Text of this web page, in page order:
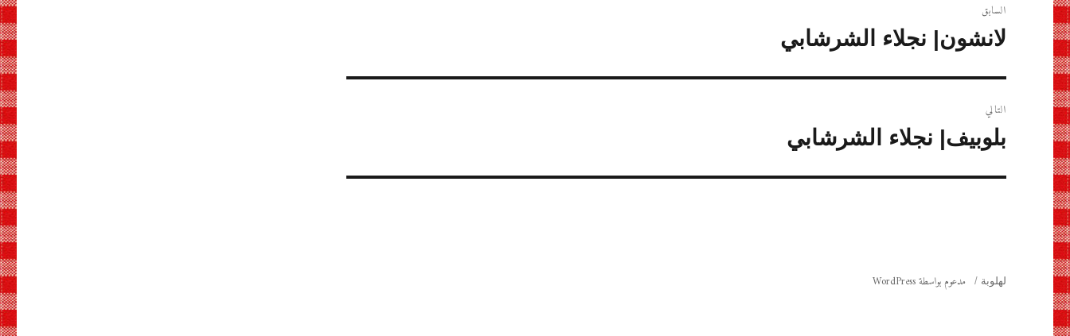
المقالات
السابق
المقالة
لانشون| نجلاء الشرشابي
التالي
المقالة
التالية:
بلوبيف| نجلاء الشرشابي
لهلوبة مدعوم بواسطة WordPress